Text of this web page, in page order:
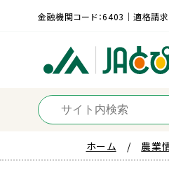
金融機関コード：6403｜適格請
ホーム 農業